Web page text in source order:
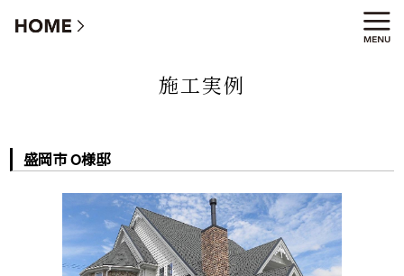
盛岡市 O様邸
施工実例
盛岡市 O様邸